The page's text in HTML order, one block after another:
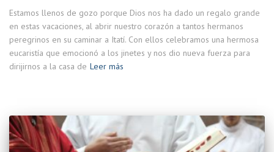
Estamos llenos de gozo porque Dios nos ha dado un regalo grande
en estas vacaciones, al abrir nuestro corazón a tantos hermanos
peregrinos en su caminar a Itatí. Con ellos celebramos una hermosa
eucaristía que emocionó a los jinetes y nos dio nueva fuerza para
dirijirnos a la casa de Leer más